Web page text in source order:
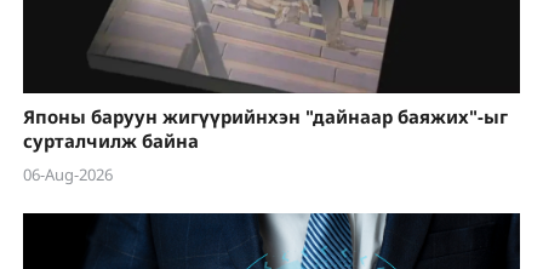
Японы баруун жигүүрийнхэн "дайнаар баяжих"-ыг
сурталчилж байна
06-Aug-2026